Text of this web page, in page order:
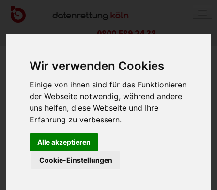
Wir verwenden Cookies
Einige von ihnen sind für das Funktionieren
der Webseite notwendig, während andere
uns helfen, diese Webseite und Ihre
Erfahrung zu verbessern.
Alle akzeptieren
Cookie-Einstellungen
0800 589 24 38
DATENRETTUNG
FESTPLATTEN / SSD
RAID-SYSTEM
NAS-SYSTEM
APPLE-PRODUKTE
Unverbindliche